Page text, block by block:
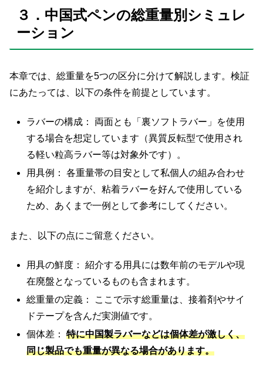
３．中国式ペンの総重量別シミュレ
ーション
本章では、総重量を5つの区分に分けて解説します。検証
にあたっては、以下の条件を前提としています。
ラバーの構成： 両面とも「裏ソフトラバー」を使用
する場合を想定しています（異質反転型で使用され
る軽い粒高ラバー等は対象外です）。
用具例： 各重量帯の目安として私個人の組み合わせ
を紹介しますが、粘着ラバーを好んで使用している
ため、あくまで一例として参考にしてください。
また、以下の点にご留意ください。
用具の鮮度： 紹介する用具には数年前のモデルや現
在廃盤となっているものも含まれます。
総重量の定義： ここで示す総重量は、接着剤やサイ
ドテープを含んだ実測値です。
個体差：特に中国製ラバーなどは個体差が激しく、
同じ製品でも重量が異なる場合があります。